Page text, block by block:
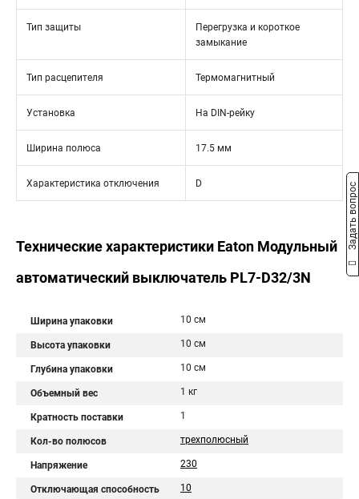
Тип защиты
Перегрузка и короткое
замыкание
Тип расцепителя Термомагнитный
Установка На DIN-рейку
Ширина полюса 17.5 мм
Характеристика отключения D
Технические характеристики Eaton Модульный
автоматический выключатель PL7-D32/3N
Ширина упаковки 10 см
Высота упаковки 10 см
Глубина упаковки 10 см
Объемный вес 1 кг
Кратность поставки 1
Кол-во полюсов трехполюсный
Напряжение 230
Отключающая способность 10
Задать вопрос